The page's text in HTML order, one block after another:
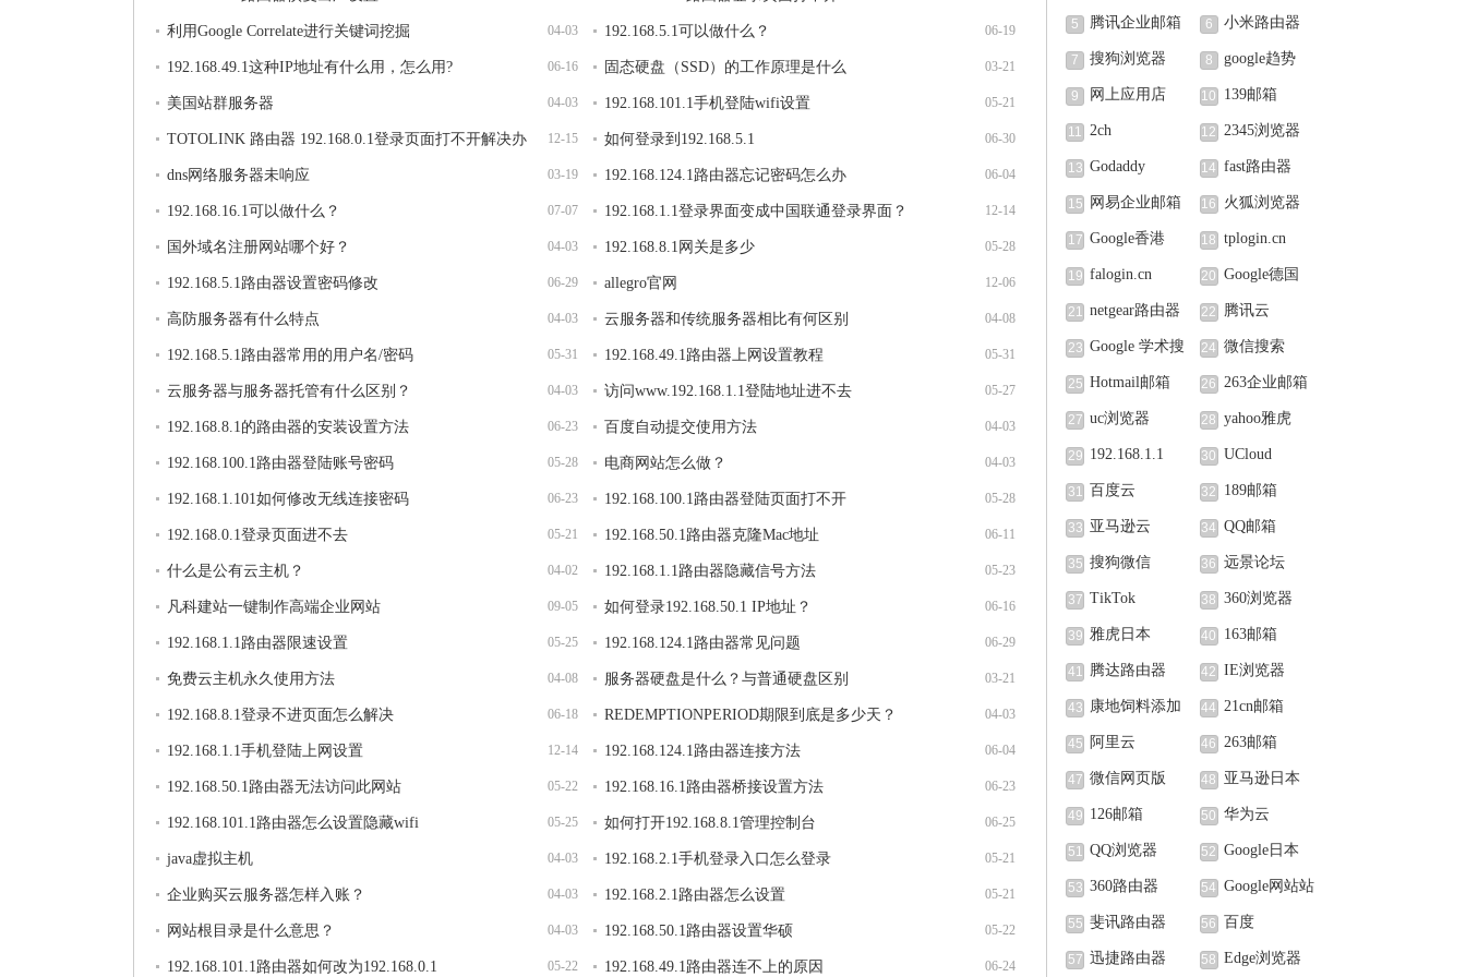
04-03
利用Google Correlate进行关键词挖掘 06-19
192.168.5.1可以做什么？
06-16
192.168.49.1这种IP地址有什么用，怎么用? 03-21
固态硬盘（SSD）的工作原理是什么
04-03
美国站群服务器 05-21
192.168.101.1手机登陆wifi设置
12-15
TOTOLINK 路由器 192.168.0.1登录页面打不开解决办
法
06-30
如何登录到192.168.5.1
03-19
dns网络服务器未响应 06-04
192.168.124.1路由器忘记密码怎么办
07-07
192.168.16.1可以做什么？ 12-14
192.168.1.1登录界面变成中国联通登录界面？
04-03
国外域名注册网站哪个好？ 05-28
192.168.8.1网关是多少
06-29
192.168.5.1路由器设置密码修改 12-06
allegro官网
04-03
高防服务器有什么特点 04-08
云服务器和传统服务器相比有何区别
05-31
192.168.5.1路由器常用的用户名/密码 05-31
192.168.49.1路由器上网设置教程
04-03
云服务器与服务器托管有什么区别？ 05-27
访问www.192.168.1.1登陆地址进不去
06-23
192.168.8.1的路由器的安装设置方法 04-03
百度自动提交使用方法
05-28
192.168.100.1路由器登陆账号密码 04-03
电商网站怎么做？
06-23
192.168.1.101如何修改无线连接密码 05-28
192.168.100.1路由器登陆页面打不开
05-21
192.168.0.1登录页面进不去 06-11
192.168.50.1路由器克隆Mac地址
04-02
什么是公有云主机？ 05-23
192.168.1.1路由器隐藏信号方法
09-05
凡科建站一键制作高端企业网站 06-16
如何登录192.168.50.1 IP地址？
05-25
192.168.1.1路由器限速设置 06-29
192.168.124.1路由器常见问题
04-08
免费云主机永久使用方法 03-21
服务器硬盘是什么？与普通硬盘区别
06-18
192.168.8.1登录不进页面怎么解决 04-03
REDEMPTIONPERIOD期限到底是多少天？
12-14
192.168.1.1手机登陆上网设置 06-04
192.168.124.1路由器连接方法
05-22
192.168.50.1路由器无法访问此网站 06-23
192.168.16.1路由器桥接设置方法
05-25
192.168.101.1路由器怎么设置隐藏wifi 06-25
如何打开192.168.8.1管理控制台
04-03
java虚拟主机 05-21
192.168.2.1手机登录入口怎么登录
04-03
企业购买云服务器怎样入账？ 05-21
192.168.2.1路由器怎么设置
04-03
网站根目录是什么意思？ 05-22
192.168.50.1路由器设置华硕
05-22
192.168.101.1路由器如何改为192.168.0.1 06-24
192.168.49.1路由器连不上的原因
5 腾讯企业邮箱 6 小米路由器
7 搜狗浏览器 8 google趋势
9 网上应用店 10 139邮箱
11 2ch 12 2345浏览器
13 Godaddy 14 fast路由器
15 网易企业邮箱 16 火狐浏览器
17 Google香港 18 tplogin.cn
19 falogin.cn 20 Google德国
21 netgear路由器 22 腾讯云
23 Google 学术搜
索
24 微信搜索
25 Hotmail邮箱 26 263企业邮箱
27 uc浏览器 28 yahoo雅虎
29 192.168.1.1 30 UCloud
31 百度云 32 189邮箱
33 亚马逊云 34 QQ邮箱
35 搜狗微信 36 远景论坛
37 TikTok 38 360浏览器
39 雅虎日本 40 163邮箱
41 腾达路由器 42 IE浏览器
43 康地饲料添加
剂（北京）有限公
司
44 21cn邮箱
45 阿里云 46 263邮箱
47 微信网页版 48 亚马逊日本
49 126邮箱 50 华为云
51 QQ浏览器 52 Google日本
53 360路由器 54 Google网站站
长中心
55 斐讯路由器 56 百度
57 迅捷路由器 58 Edge浏览器